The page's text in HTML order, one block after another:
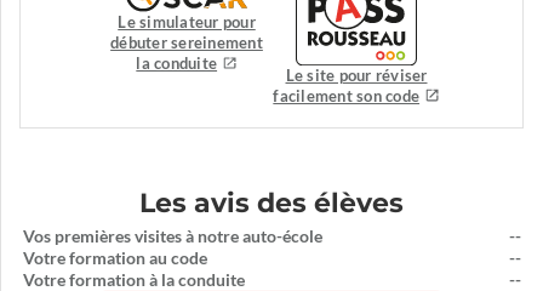
Le simulateur pour
débuter sereinement
la conduite
Le site pour réviser
facilement son code
Les avis des élèves
Vos premières visites à notre auto-école
Votre formation au code
Votre formation à la conduite
--
--
--